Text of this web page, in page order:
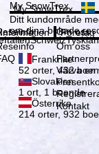
My SnowTrex
My SnowTrex
Ditt kundområde
om dina bokade
ItalienSchweiz
Frankrike
52 orter, 432
Slovakien
1 ort, 1 boende
Österrike
214 orter, 932
Information Företag
Om oss
Om oss
Värva en
Kontakt